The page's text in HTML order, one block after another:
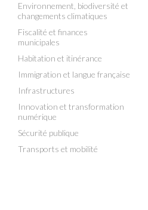
Environnement, biodiversité et
changements climatiques
Fiscalité et finances
municipales
Habitation et itinérance
Immigration et langue française
Infrastructures
Innovation et transformation
numérique
Sécurité publique
Transports et mobilité